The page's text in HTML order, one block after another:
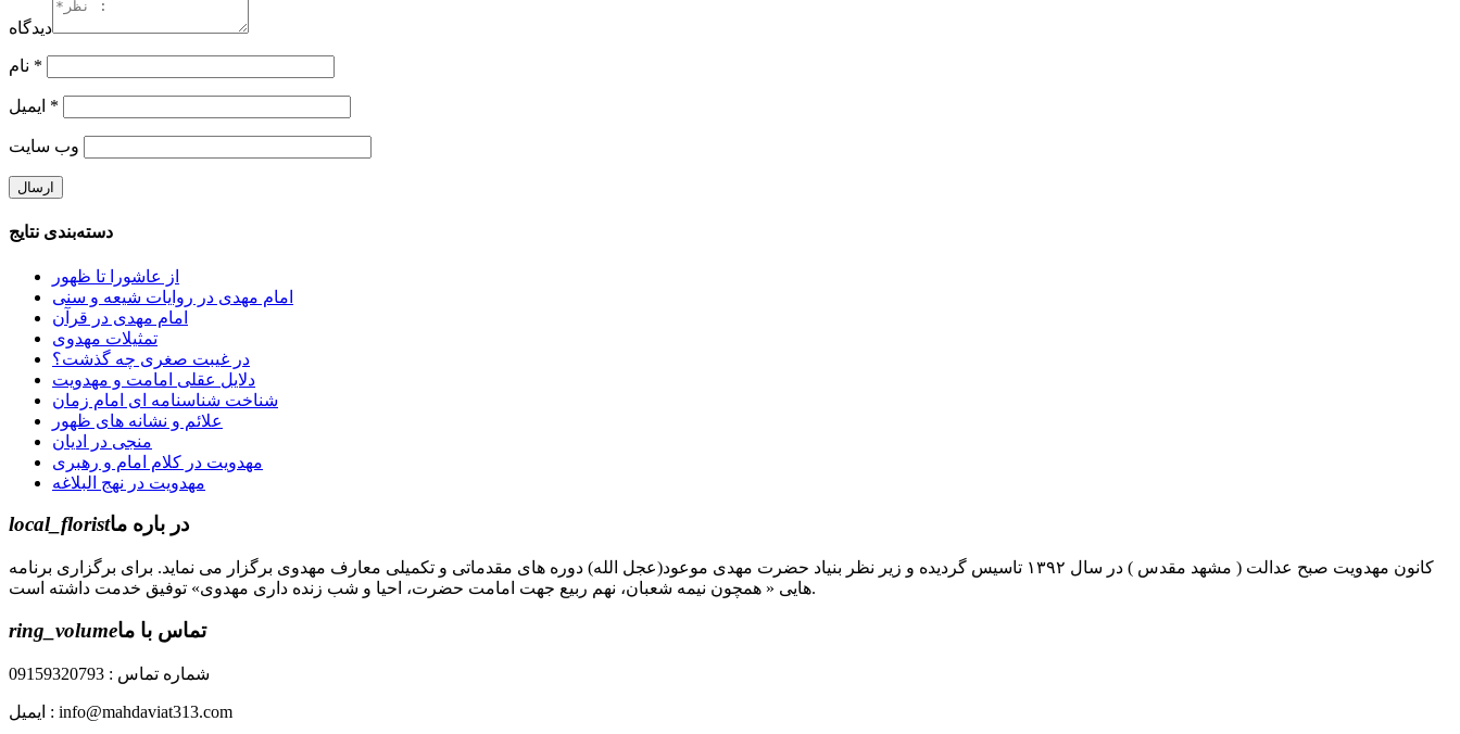
دیدگاه
*
*
وب‌ سایت
دسته‌بندی نتایج
از عاشورا تا ظهور
امام مهدی در روایات شیعه و سنی
امام مهدی در قرآن
تمثیلات مهدوی
در غیبت صغری چه گذشت؟
دلایل عقلی امامت و مهدویت
شناخت شناسنامه ای امام زمان
علائم و نشانه های ظهور
منجی در ادیان
مهدویت در کلام امام و رهبری
مهدویت در نهج البلاغه
local_floristدر باره ما
کانون مهدویت صبح عدالت ( مشهد مقدس ) در سال ۱۳۹۲ تاسیس گردیده و زیر نظر بنیاد حضرت مهدی موعود(عجل الله) دوره های مقدماتی و تکمیلی معارف مهدوی برگزار می نماید. برای برگزاری برنامه
هایی « همچون نیمه شعبان، نهم ربیع جهت امامت حضرت، احیا و شب زنده داری مهدوی» توفیق خدمت داشته است.
ring_volumeتماس با ما
شماره تماس : 09159320793
ایمیل : info@mahdaviat313.com